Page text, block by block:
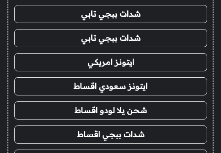
شدات ببجي تابي
شدات ببجي تابي
ايتونز امريكي
ايتونز سعودي اقساط
شحن يلا لودو اقساط
شدات ببجي اقساط